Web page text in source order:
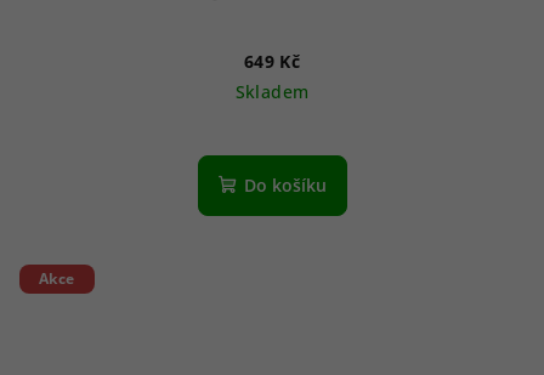
649 Kč
Skladem
Do košíku
Akce